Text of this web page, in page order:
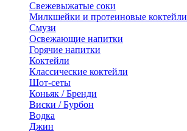
Свежевыжатые соки
Милкшейки и протеиновые коктейли
Смузи
Освежающие напитки
Горячие напитки
Коктейли
Классические коктейли
Шот-сеты
Коньяк / Бренди
Виски / Бурбон
Водка
Джин